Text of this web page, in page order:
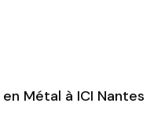
Métal à ICI Nantes